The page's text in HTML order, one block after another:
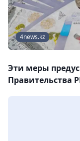
4news.kz
Эти меры
Правительства